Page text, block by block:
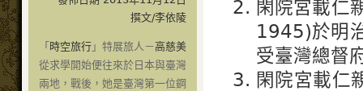
撰文/李依陵
「 時空旅行 」特展旅人－高慈美
從求學開始便往來於日本與臺灣
兩地，戰後，她是臺灣第一位鋼
閑院宮載仁
1945)於明
受臺灣總督
閑院宮載仁